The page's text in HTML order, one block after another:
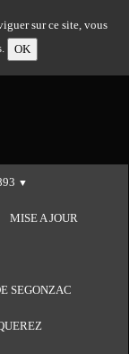
sur ce site, vous
OK
▼
MISE A JOUR
SEGONZAC